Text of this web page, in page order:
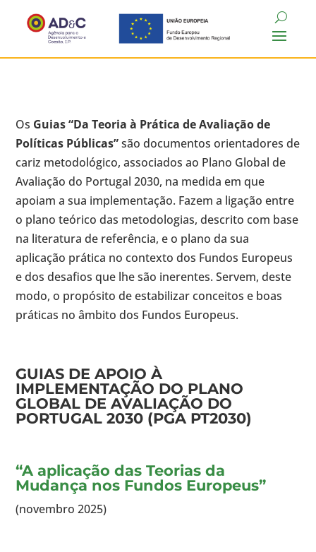
Os Guias “Da Teoria à Prática de Avaliação de
Políticas Públicas”são documentos orientadores de
cariz metodológico, associados ao Plano Global de
Avaliação do Portugal 2030, na medida em que
apoiam a sua implementação. Fazem a ligação entre
o plano teórico das metodologias, descrito com base
na literatura de referência, e o plano da sua
aplicação prática no contexto dos Fundos Europeus
e dos desafios que lhe são inerentes. Servem, deste
modo, o propósito de estabilizar conceitos e boas
práticas no âmbito dos Fundos Europeus.
GUIAS DE APOIO À
IMPLEMENTAÇÃO DO PLANO
GLOBAL DE AVALIAÇÃO DO
PORTUGAL 2030 (PGA PT2030)
“A aplicação das Teorias da
Mudança nos Fundos Europeus”
(novembro 2025)